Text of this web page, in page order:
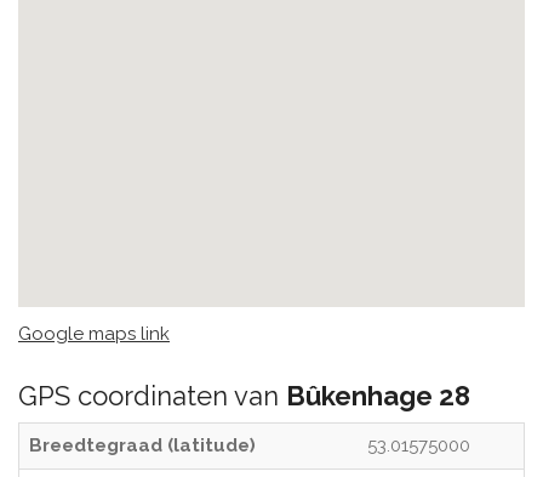
Google maps link
GPS coordinaten van Bûkenhage 28
Breedtegraad (latitude) 53.01575000